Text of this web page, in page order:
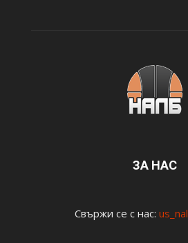
ЗА НАС
Свържи се с нас: